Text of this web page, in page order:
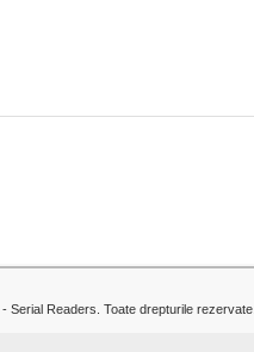
- Serial Readers. Toate drepturile rezervate.